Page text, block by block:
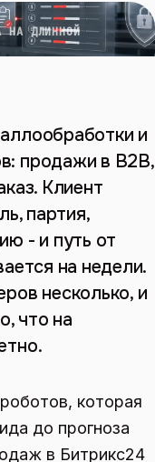
НА ДЛИННОЙ
и
продажи в B2B,
Клиент
партия,
- и путь от
на недели.
несколько, и
что на
которая
до прогноза
в Битрикс24